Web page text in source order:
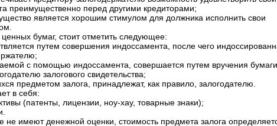
преимущественно перед другими кредиторами;
является хорошим стимулом для должника исполнить свои
бумаг, стоит отметить следующее:
путем совершения индоссамента, после чего
с помощью индоссамента, совершается путем вручения бумаги
залогового свидетельства;
предметом залога, принадлежат, как правило, залогодателю.
в себя:
(патенты, лицензии, ноу-хау, товарные знаки);
не имеют денежной оценки, стоимость предмета залога